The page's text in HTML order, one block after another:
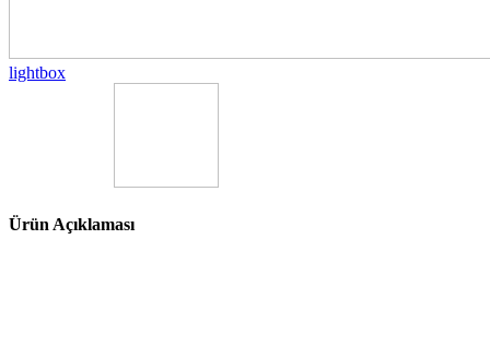
lightbox
Ürün Açıklaması